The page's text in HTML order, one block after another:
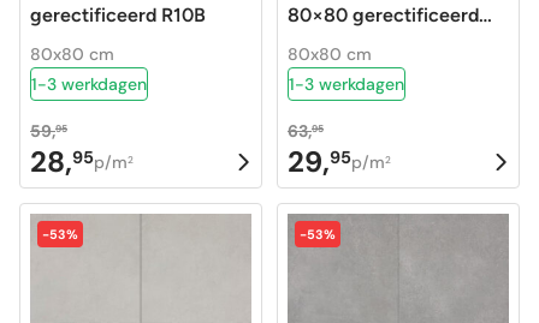
gerectificeerd R10B
80x80 cm
1-3 werkdagen
59,95
Oorspronkelijke
prijs
was:
59,95.
28,95
Huidige
prijs
is:
28,95.
p/m2
80×80 gerectificeerd
R10
80x80 cm
1-3 werkdagen
63,95
Oorspronkelijke
prijs
was:
63,95.
29,95
Huidige
prijs
is:
29,95.
p/m2
-53% -53%